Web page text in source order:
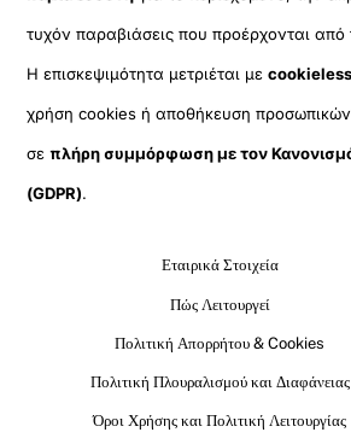
τυχόν παραβιάσεις που προέρχονται από
Η επισκεψιμότητα μετριέται μεcookieless
χρήση cookies ή αποθήκευση
σεπλήρη συμμόρφωση με τον
(GDPR).
Εταιρικά Στοιχεία
Πώς Λειτουργεί
Πολιτική Απορρήτου & Cookies
Πολιτική Πλουραλισμού και Διαφάνειας
Όροι Χρήσης και Πολιτική Λειτουργίας